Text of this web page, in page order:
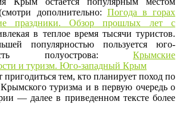
дополнительно: Погода в горах
праздники. Обзор прошлых лет с
в теплое время тысячи туристов.
популярностью пользуется юго-
полуострова: Крымские
и туризм. Юго-западный Крым
тем, кто планирует поход по
туризма и в первую очередь о
— далее в приведенном тексте более